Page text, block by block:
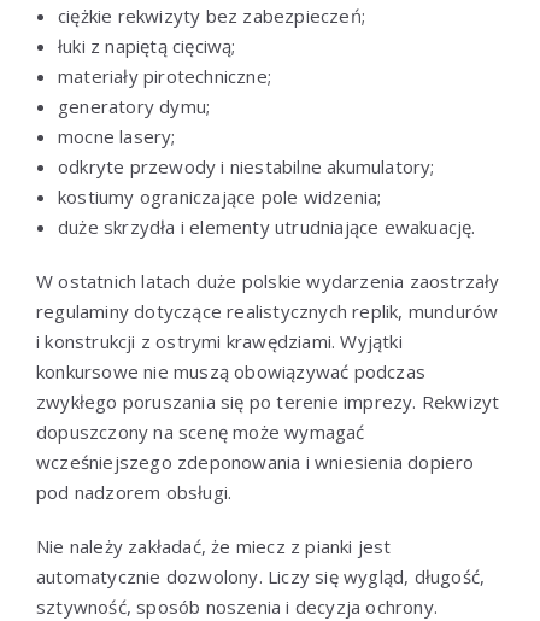
ciężkie rekwizyty bez zabezpieczeń;
łuki z napiętą cięciwą;
materiały pirotechniczne;
generatory dymu;
mocne lasery;
odkryte przewody i niestabilne akumulatory;
kostiumy ograniczające pole widzenia;
duże skrzydła i elementy utrudniające ewakuację.
W ostatnich latach duże polskie wydarzenia zaostrzały
regulaminy dotyczące realistycznych replik, mundurów
i konstrukcji z ostrymi krawędziami. Wyjątki
konkursowe nie muszą obowiązywać podczas
zwykłego poruszania się po terenie imprezy. Rekwizyt
dopuszczony na scenę może wymagać
wcześniejszego zdeponowania i wniesienia dopiero
pod nadzorem obsługi.
Nie należy zakładać, że miecz z pianki jest
automatycznie dozwolony. Liczy się wygląd, długość,
sztywność, sposób noszenia i decyzja ochrony.